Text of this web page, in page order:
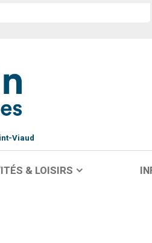
Viaud
& LOISIRS